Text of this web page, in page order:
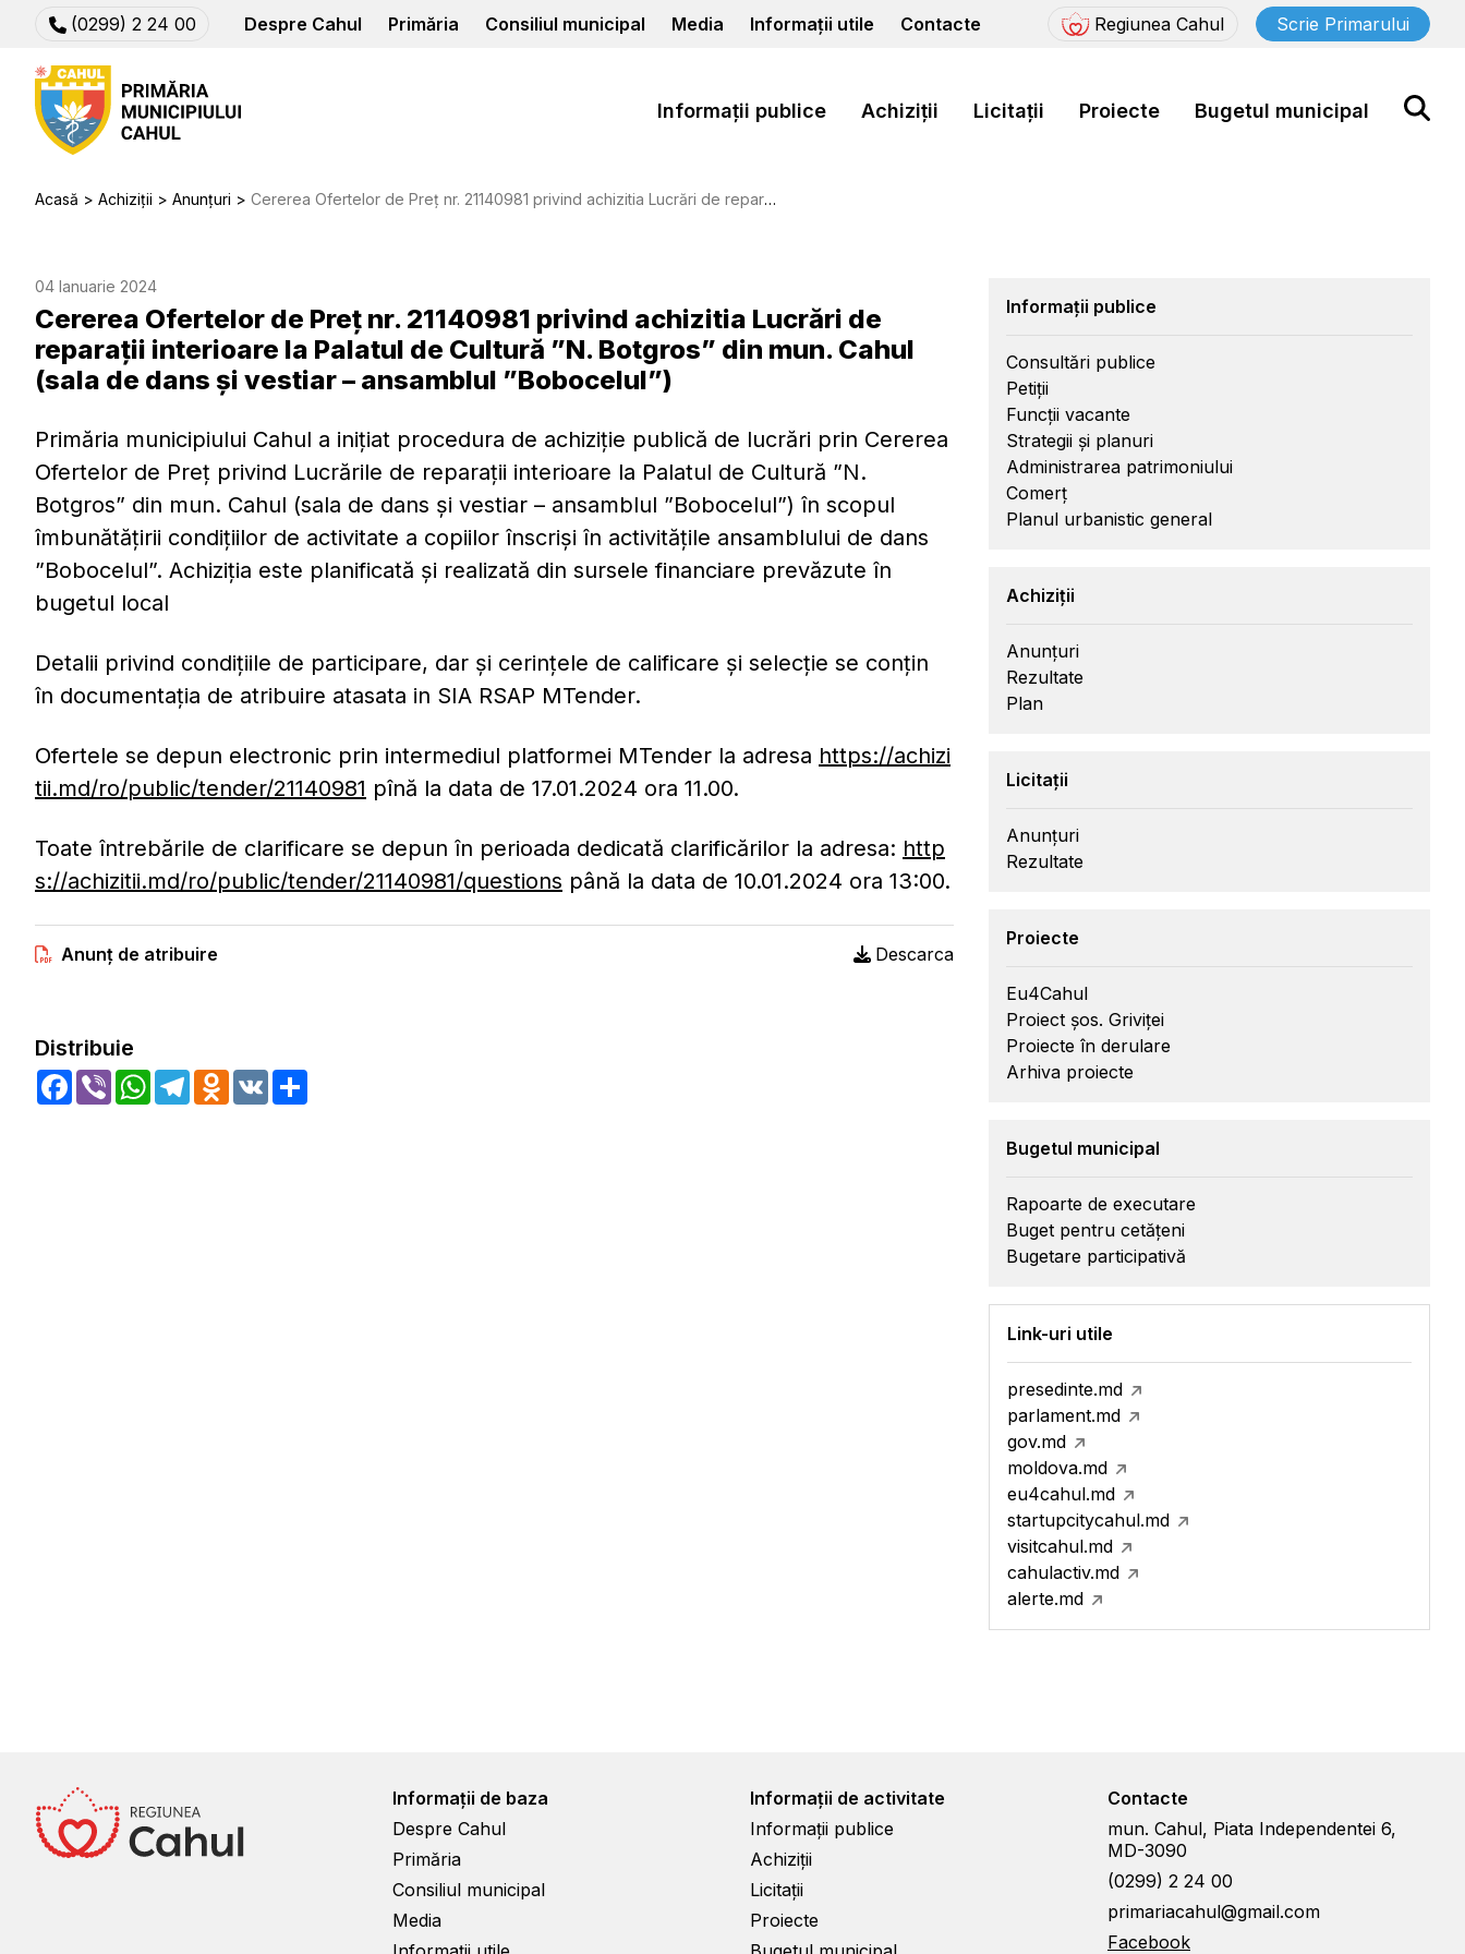
(0299) 2 24 00 Despre Cahul Primăria Consiliul municipal Media Informații utile Contacte Regiunea Cahul Scrie Primarului
Informații publice Achiziții Licitații Proiecte Bugetul municipal
Acasă Achiziții Anunțuri Cererea Ofertelor de Preț nr. 21140981 privind achizitia Lucrări de reparații interioare la Palatul de Cultură ”N. Botgros” din mun. Cahul (sala de dans și vestiar – ansamblul ”Bobocelul”)
04 Ianuarie 2024
Cererea Ofertelor de Preț nr. 21140981 privind achizitia Lucrări de
reparații interioare la Palatul de Cultură ”N. Botgros” din mun. Cahul
(sala de dans și vestiar – ansamblul ”Bobocelul”)
Primăria municipiului Cahul a inițiat procedura de achiziție publică de lucrări prin Cererea
Ofertelor de Preț privind Lucrările de reparații interioare la Palatul de Cultură ”N.
Botgros” din mun. Cahul (sala de dans și vestiar – ansamblul ”Bobocelul”) în scopul
îmbunătățirii condițiilor de activitate a copiilor înscriși în activitățile ansamblului de dans
”Bobocelul”. Achiziția este planificată și realizată din sursele financiare prevăzute în
bugetul local
Detalii privind condițiile de participare, dar și cerințele de calificare și selecție se conțin
în documentația de atribuire atasata in SIA RSAP MTender.
Ofertele se depun electronic prin intermediul platformei MTender la adresa https://achizi
tii.md/ro/public/tender/21140981 pînă la data de 17.01.2024 ora 11.00.
Toate întrebările de clarificare se depun în perioada dedicată clarificărilor la adresa: http
s://achizitii.md/ro/public/tender/21140981/questions până la data de 10.01.2024 ora 13:00.
Anunț de atribuire Descarca
Distribuie
Facebook
Viber WhatsApp
TelegramOdnoklassniki
VK
Informații publice
Consultări publice
Petiții
Funcții vacante
Strategii și planuri
Administrarea patrimoniului
Comerț
Planul urbanistic general
Achiziții
Anunțuri
Rezultate
Plan
Licitații
Anunțuri
Rezultate
Proiecte
Eu4Cahul
Proiect șos. Griviței
Proiecte în derulare
Arhiva proiecte
Bugetul municipal
Rapoarte de executare
Buget pentru cetățeni
Bugetare participativă
Link-uri utile
presedinte.md
parlament.md
gov.md
moldova.md
eu4cahul.md
startupcitycahul.md
visitcahul.md
cahulactiv.md
alerte.md
Informații de baza
Despre Cahul
Primăria
Consiliul municipal
Media
Informații de activitate
Informații publice
Achiziții
Licitații
Proiecte
Contacte
mun. Cahul, Piata Independentei 6,
MD-3090
(0299) 2 24 00
primariacahul@gmail.com
Facebook